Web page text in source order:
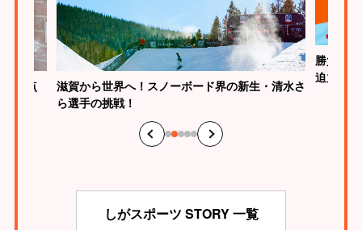
原点
滋賀から世界へ！スノーボード界の新生・清水さ
ら選手の挑戦！
勝負は
迫力
しがスポーツ STORY 一覧